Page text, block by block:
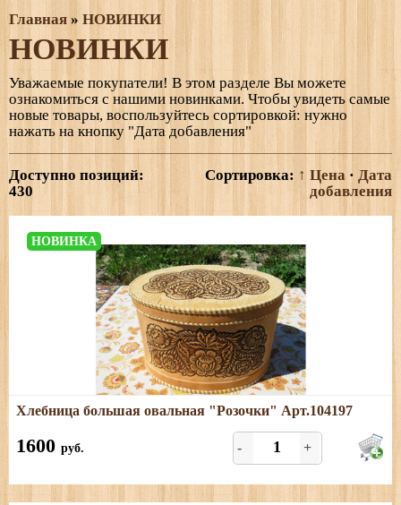
Главная » НОВИНКИ
НОВИНКИ
Уважаемые покупатели! В этом разделе Вы можете
ознакомиться с нашими новинками. Чтобы увидеть самые
новые товары, воспользуйтесь сортировкой: нужно
нажать на кнопку "Дата добавления"
Доступно позиций:
430
Сортировка: ↑ Цена · Дата
добавления
НОВИНКА
Подробнее
Размеры: длина - 35 см; ширина - 27 см; высота - 22 см
Хлебница большая овальная "Розочки" Арт.104197
1600 руб. - +